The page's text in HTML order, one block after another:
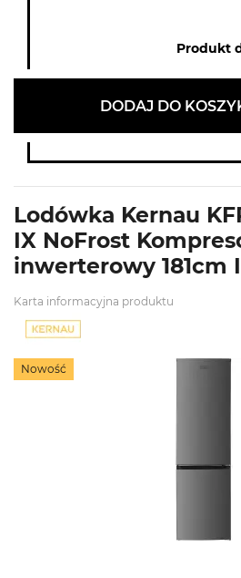
Produkt
DODAJ DO
Lodówka Kernau
IX NoFrost
inwerterowy 181cm
Karta informacyjna produktu
Nowość